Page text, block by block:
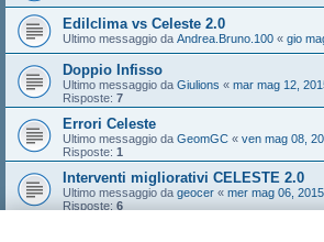
Edilclima vs Celeste 2.0
Ultimo messaggio da Andrea.Bruno.100 « gio
Doppio Infisso
Ultimo messaggio da Giulions « mar mag 12,
Risposte: 7
Errori Celeste
Ultimo messaggio da GeomGC « ven mag 08,
Risposte: 1
Interventi migliorativi CELESTE 2.0
Ultimo messaggio da geocer « mer mag 06,
Risposte: 6